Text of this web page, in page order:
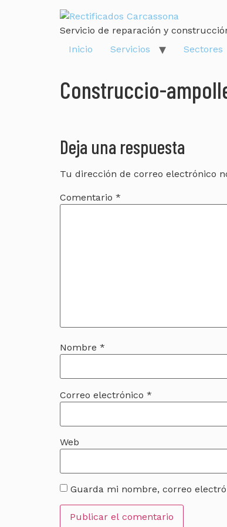
Servicio de reparación y
Inicio
Servicios Sectores
Construccio-
Deja una respuesta
Tu dirección de correo electrónico
Comentario *
Nombre *
Correo electrónico *
Web
Guarda mi nombre, correo